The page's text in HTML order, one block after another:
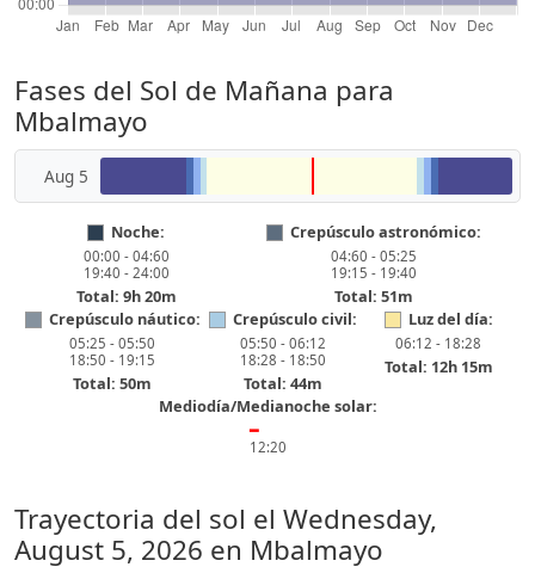
Fases del Sol de Mañana para
Mbalmayo
Aug 5
Noche:
00:00 - 04:60
19:40 - 24:00
Total: 9h 20m
Crepúsculo astronómico:
04:60 - 05:25
19:15 - 19:40
Total: 51m
Crepúsculo náutico:
05:25 - 05:50
18:50 - 19:15
Total: 50m
Crepúsculo civil:
05:50 - 06:12
18:28 - 18:50
Total: 44m
Luz del día:
06:12 - 18:28
Total: 12h 15m
Mediodía/Medianoche solar:
━
12:20
Trayectoria del sol el Wednesday,
August 5, 2026 en Mbalmayo